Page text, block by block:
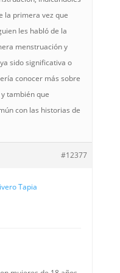
la primera vez que
les habló de la
menstruación y
sido significativa o
conocer más sobre
también que
con las historias de
#12377
Tapia